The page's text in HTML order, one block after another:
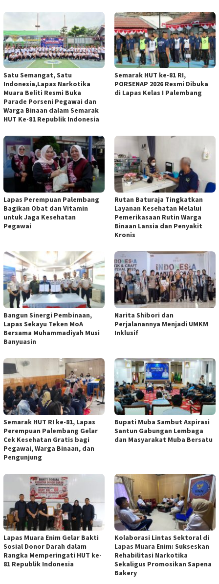
Satu Semangat, Satu
Indonesia,Lapas Narkotika
Muara Beliti Resmi Buka
Parade Porseni Pegawai dan
Warga Binaan dalam Semarak
HUT Ke-81 Republik Indonesia
Semarak HUT ke-81 RI,
PORSENAP 2026 Resmi Dibuka
di Lapas Kelas I Palembang
Lapas Perempuan Palembang
Bagikan Obat dan Vitamin
untuk Jaga Kesehatan
Pegawai
Rutan Baturaja Tingkatkan
Layanan Kesehatan Melalui
Pemerikasaan Rutin Warga
Binaan Lansia dan Penyakit
Kronis
Bangun Sinergi Pembinaan,
Lapas Sekayu Teken MoA
Bersama Muhammadiyah Musi
Banyuasin
Narita Shibori dan
Perjalanannya Menjadi UMKM
Inklusif
Semarak HUT RI ke-81, Lapas
Perempuan Palembang Gelar
Cek Kesehatan Gratis bagi
Pegawai, Warga Binaan, dan
Pengunjung
Bupati Muba Sambut Aspirasi
Santun Gabungan Lembaga
dan Masyarakat Muba Bersatu
Lapas Muara Enim Gelar Bakti
Sosial Donor Darah dalam
Rangka Memperingati HUT ke-
81 Republik Indonesia
Kolaborasi Lintas Sektoral di
Lapas Muara Enim: Sukseskan
Rehabilitasi Narkotika
Sekaligus Promosikan Sapena
Bakery